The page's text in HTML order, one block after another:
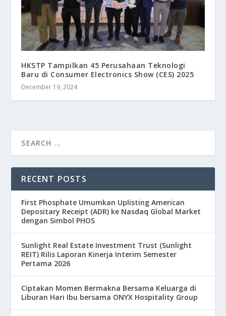
HKSTP Tampilkan 45 Perusahaan Teknologi
Baru di Consumer Electronics Show (CES) 2025
December 19, 2024
RECENT POSTS
First Phosphate Umumkan Uplisting American
Depositary Receipt (ADR) ke Nasdaq Global Market
dengan Simbol PHOS
Sunlight Real Estate Investment Trust (Sunlight
REIT) Rilis Laporan Kinerja Interim Semester
Pertama 2026
Ciptakan Momen Bermakna Bersama Keluarga di
Liburan Hari Ibu bersama ONYX Hospitality Group